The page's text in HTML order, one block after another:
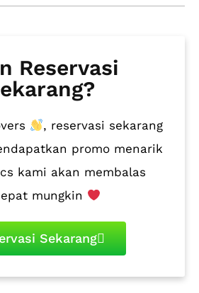
Reservasi
, reservasi sekarang
promo menarik
kami akan membalas
mungkin
Sekarang